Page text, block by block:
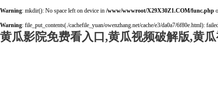
Warning: mkdir(): No space left on device in /www/wwwroot/X29X30Z1.COM/func.php
Warning: file_put_contents(./cachefile_yuan/owenzhang.net/cache/e3/da0a7/6f80e.html):
黄瓜影院免费看入口,黄瓜视频破解版,黄